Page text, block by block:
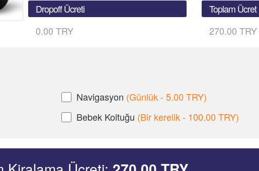
Dropoff Ücreti
0.00 TRY
Toplam Ücret
270.00 TRY
Navigasyon (Günlük - 5.00 TRY)
Bebek Koltuğu (Bir kerelik - 100.00 TRY)